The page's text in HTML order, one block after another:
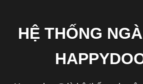
HỆ THỐNG